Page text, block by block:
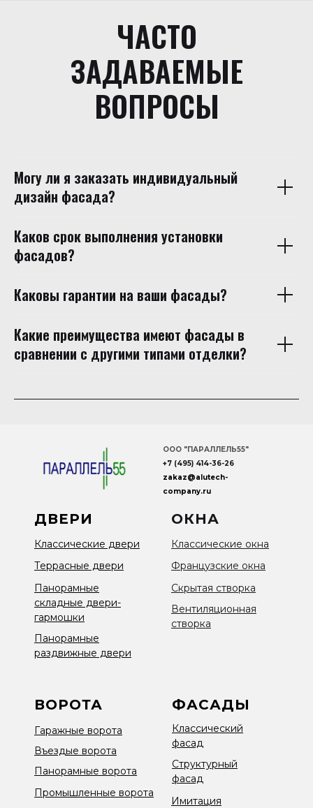
ЧАСТО
ЗАДАВАЕМЫЕ
ВОПРОСЫ
Могу ли я заказать индивидуальный
дизайн фасада?
Каков срок выполнения установки
фасадов?
Каковы гарантии на ваши фасады?
Какие преимущества имеют фасады в
сравнении с другими типами отделки?
ООО "ПАРАЛЛЕЛЬ55"
+7 (495) 414-36-26
zakaz@alutech-
company.ru
ОКНА
Классические окна
Французские окна
Скрытая створка
Вентиляционная
створка
ДВЕРИ
Классические двери
Террасные двери
Панорамные
складные двери-
гармошки
Панорамные
раздвижные двери
ФАСАДЫ
Классический
фасад
Структурный
фасад
Имитация
ВОРОТА
Промышленные ворота
Панорамные ворота
Гаражные ворота
Въездые ворота